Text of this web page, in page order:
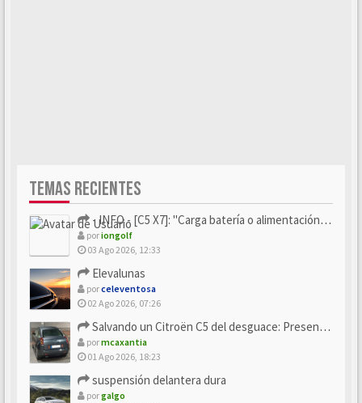
TEMAS RECIENTES
- INFO - [C5 X7]: "Carga batería o alimentación eléctri...
poriongolf
03 Ago 2026, 12:33
Elevalunas
porceleventosa
02 Ago 2026, 07:26
Salvando un Citroën C5 del desguace: Presentación y seguimiento
pormcaxantia
01 Ago 2026, 18:23
suspensión delantera dura
porgalgo